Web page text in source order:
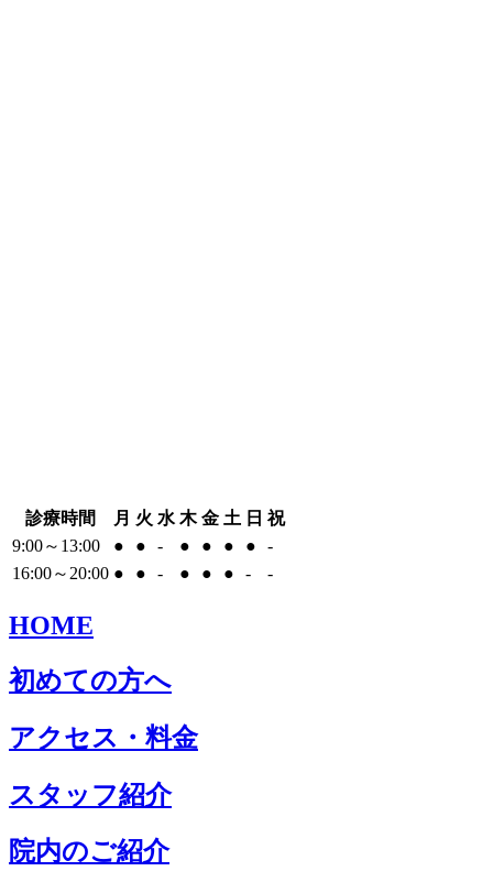
診療時間 月 火 水 木 金 土 日 祝
9:00～13:00
● ● - ● ● ● ●
-
16:00～20:00 ● ● - ● ● ● - -
HOME
初めての方へ
アクセス・料金
スタッフ紹介
院内のご紹介